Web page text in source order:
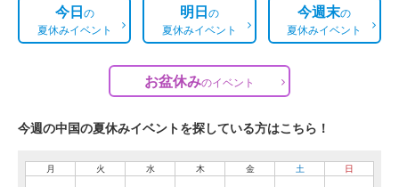
今日の
夏休みイベント
明日の
夏休みイベント
今週末の
夏休みイベント
お盆休みのイベント
今週の中国の夏休みイベントを探している方はこちら！
月 火 水 木 金 土 日